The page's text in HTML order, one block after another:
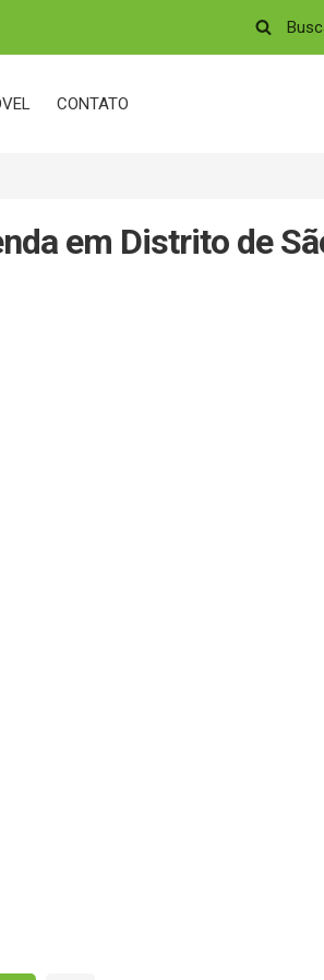
CONTATO
em Distrito de